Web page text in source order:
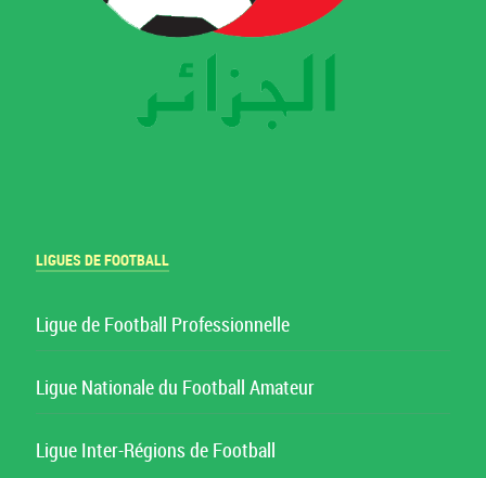
LIGUES DE FOOTBALL
Ligue de Football Professionnelle
Ligue Nationale du Football Amateur
Ligue Inter-Régions de Football